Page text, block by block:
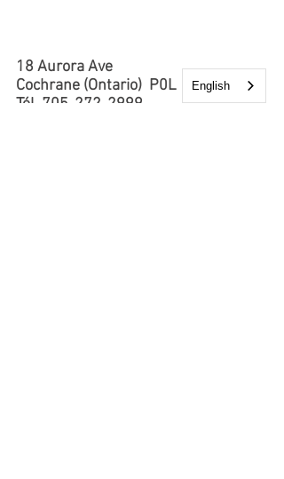
18 Aurora Ave
Cochrane (Ontario) P0L 1C0
Tél. 705-272-2999
English